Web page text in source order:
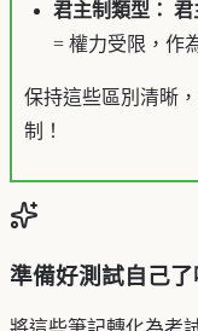
君主制類型： 君
= 權力受限，作
保持這些區別清晰
制！
準備好測試自己了